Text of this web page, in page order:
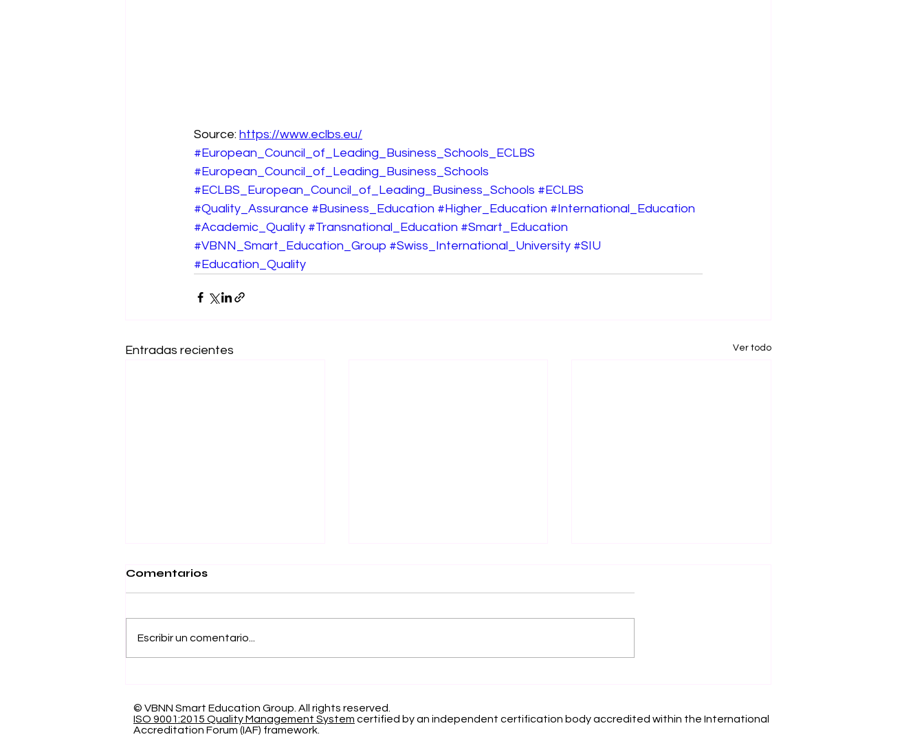
Source: https://www.eclbs.eu/
#European_Council_of_Leading_Business_Schools_ECLBS
#European_Council_of_Leading_Business_Schools
#ECLBS_European_Council_of_Leading_Business_Schools #ECLBS
#Quality_Assurance #Business_Education #Higher_Education #International_Education
#Academic_Quality #Transnational_Education #Smart_Education
#VBNN_Smart_Education_Group #Swiss_International_University #SIU
#Education_Quality
Entradas recientes Ver todo
Universidad
Internacional Suiza
en la Clasificación
Probabilística
Investigación sobre
Comentarios
Escribir un comentario...
© VBNN Smart Education Group. All rights reserved.
ISO 9001:2015 Quality Management System certified by an independent certification body accredited within the International
Accreditation Forum (IAF) framework.